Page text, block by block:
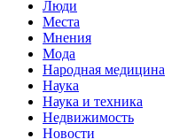
Люди
Места
Мнения
Мода
Народная медицина
Наука
Наука и техника
Недвижимость
Новости